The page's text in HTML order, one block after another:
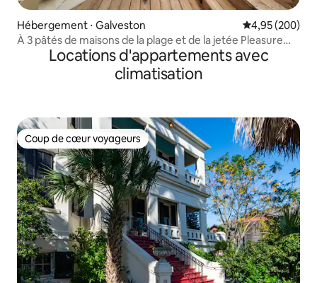
Hébergement ⋅ Galveston Évaluation
4,95 (200)
À 3 pâtés de maisons de la plage et de la jetée Pleasure
Pier ! Mur pour photos
Locations d'appartements avec
climatisation
Coup de cœur voyageurs
Coup de cœur voyageurs